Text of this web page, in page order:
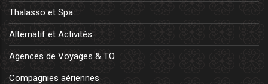
Thalasso et Spa
Alternatif et Activités
Agences de Voyages & TO
Compagnies aériennes